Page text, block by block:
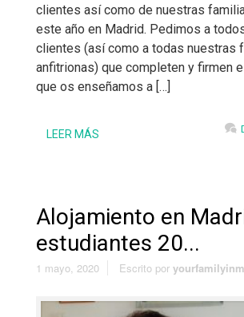
clientes así como de nuestras
este año en Madrid. Pedimos a
clientes (así como a todas nuestras
anfitrionas) que completen y firmen
que os enseñamos a […]
LEER MÁS
Alojamiento en
estudiantes 20...
1 mayo, 2020 Escrito por